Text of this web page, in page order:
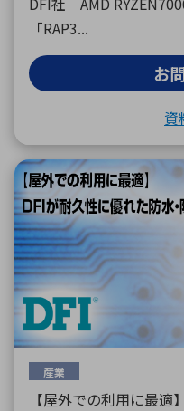
「RAP3...
お
資
産業
【屋外での利用に最適